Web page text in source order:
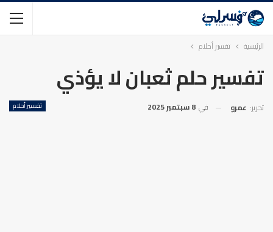
الرئيسية تفسير أحلام
تفسير حلم ثعبان لا يؤذي
تفسير أحلام تحرير: عمرو في 8 سبتمبر 2025